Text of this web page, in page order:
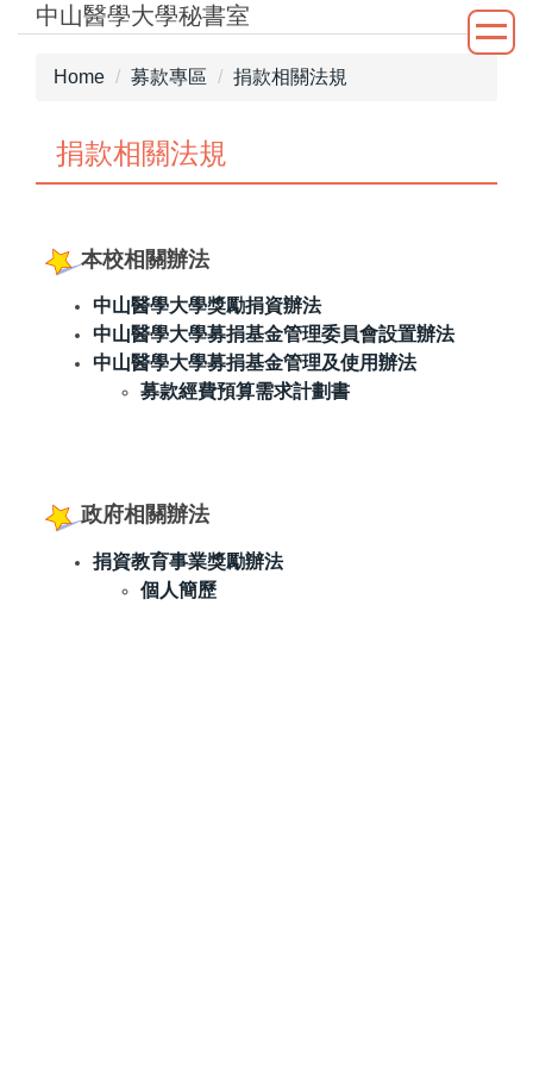
Jump中山醫學大學秘書室
Home 募款專區 捐款相關法規
捐款相關法規
本校相關辦法
中山醫學大學獎勵捐資辦法
中山醫學大學募捐基金管理委員會設置辦法
中山醫學大學募捐基金管理及使用辦法
募款經費預算需求計劃書
政府相關辦法
捐資教育事業獎勵辦法
個人簡歷